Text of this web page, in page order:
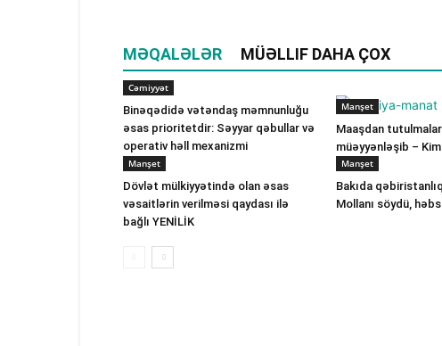
MƏQALƏLƏR MÜƏLLIF DAHA ÇOX
Cəmiyyət
Binəqədidə vətəndaş məmnunluğu
əsas prioritetdir: Səyyar qəbullar və
operativ həll mexanizmi
Manşet
Maaşdan
müəyyənləşib –
Manşet
Dövlət mülkiyyətində olan əsas
vəsaitlərin verilməsi qaydası ilə
bağlı YENİLİK
Manşet
Bakıda
Mollanı söydü,